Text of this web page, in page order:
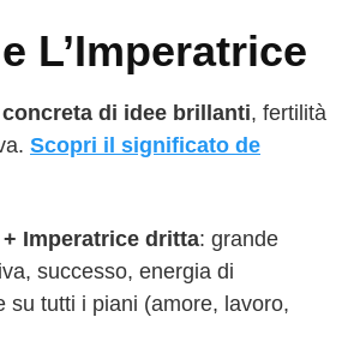
L’Imperatrice
di idee brillanti, fertilità
Scopri il significato de
Imperatrice dritta: grande
successo, energia di
su tutti i piani (amore, lavoro,